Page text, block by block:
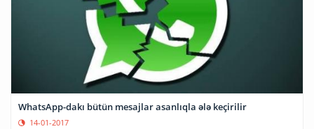
WhatsApp-dakı bütün mesajlar asanlıqla ələ keçirilir
14-01-2017